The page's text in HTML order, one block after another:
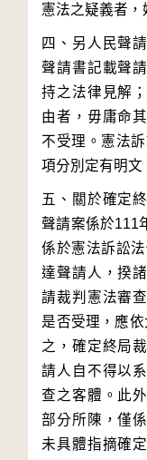
四、另人民聲
聲請書記載聲
持之法律見解
由者，毋庸命
不受理。憲法
五、關於確定
聲請案係於111
係於憲法訴訟
達聲請人，揆
請裁判憲法審
是否受理，應
之，確定終局
請人自不得以
查之客體。此
部分所陳，僅
未具體指摘確